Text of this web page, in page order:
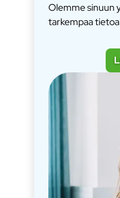
Olemme sinuun
tarkempaa